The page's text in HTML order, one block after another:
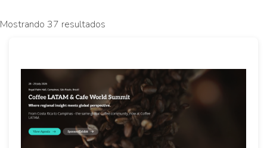
Mostrando 37 resultados